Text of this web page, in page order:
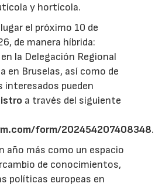
y hortícola.
el próximo 10 de
de manera híbrida:
la Delegación Regional
en Bruselas, así como de
interesados pueden
a través del siguiente
form/202454207408348.
año más como un espacio
de conocimientos,
políticas europeas en